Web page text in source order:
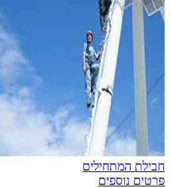
חבילת המתחילים
פרטים נוספים